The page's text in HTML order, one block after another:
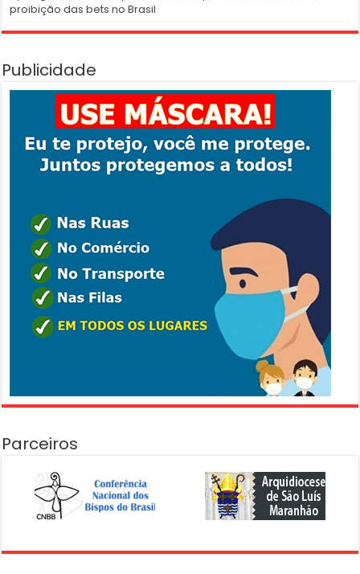
proibição das bets no Brasil
Publicidade
Parceiros